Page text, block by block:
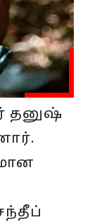
தனுஷ்